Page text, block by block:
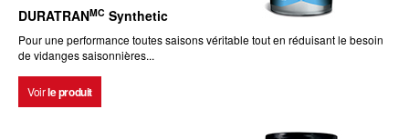
DURATRANMC Synthetic
Pour une performance toutes saisons véritable tout en réduisant le besoin
de vidanges saisonnières...
Voirle produit